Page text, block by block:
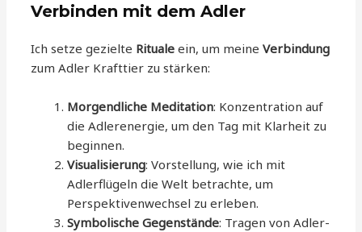
Verbinden mit dem Adler
Ich setze gezielte Rituale ein, um meineVerbindung
zum Adler Krafttier zu stärken:
Morgendliche Meditation: Konzentration auf
die Adlerenergie, um den Tag mit Klarheit zu
beginnen.
Visualisierung: Vorstellung, wie ich mit
Adlerflügeln die Welt betrachte, um
Perspektivenwechsel zu erleben.
Symbolische Gegenstände: Tragen von Adler-